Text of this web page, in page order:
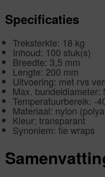
Specificaties
Treksterkte: 18 kg
Inhoud: 100 stuk(s)
Breedte: 3,5 mm
Lengte: 200 mm
Uitvoering: met rvs
Max. bundeldiameter:
Temperatuurbereik: -
Materiaal: nylon
Kleur: transparant
Synoniem: tie wraps